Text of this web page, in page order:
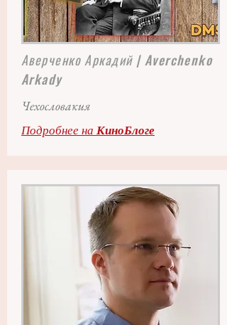
Аверченко Аркадий| Averchenko
Arkady
Чехословакия
Подробнее на КиноБлоге